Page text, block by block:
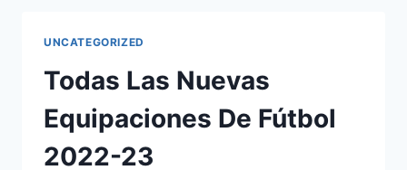
UNCATEGORIZED
Todas Las Nuevas
Equipaciones De Fútbol
2022-23